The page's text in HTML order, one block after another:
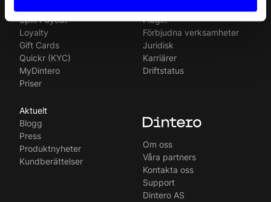
Split Payout
Loyalty
Gift Cards
Quickr (KYC)
MyDintero
Priser
Plugin
Förbjudna verksamheter
Juridisk
Karriärer
Driftstatus
Aktuelt
Blogg
Press
Produktnyheter
Kundberättelser
Om oss
Våra partners
Kontakta oss
Support
Dintero AS